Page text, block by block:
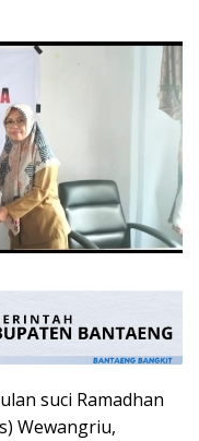
suci Ramadhan
Wewangriu,